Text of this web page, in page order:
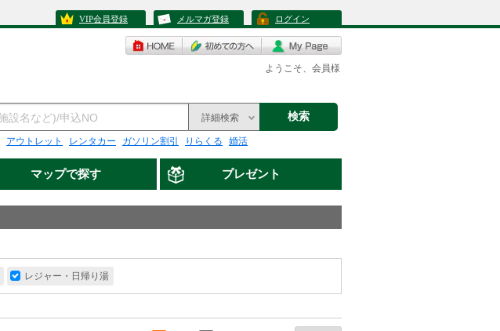
VIP会員登録 メルマガ登録 ログイン
ようこそ、会員様
詳細検索 検索
アウトレット レンタカー ガソリン割引 りらくる 婚活
マップで探す プレゼント
レジャー・日帰り湯